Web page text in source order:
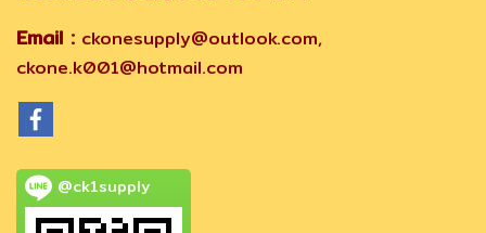
Email : ckonesupply@outlook.com,
ckone.k001@hotmail.com
@ck1supply